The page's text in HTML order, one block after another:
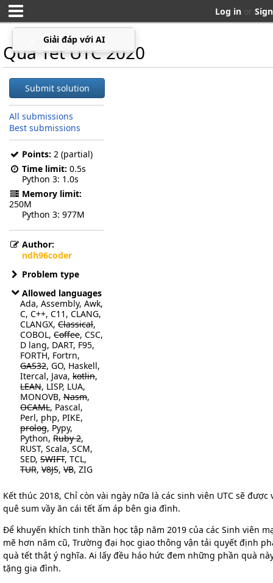
Log in or
Quà Tết UTC 2020
Submit solution
All submissions
Best submissions
Points: 2 (partial)
Time limit: 0.5s
Python 3 1.0s
Memory limit:
250M
Python 3 977M
Author:
ndh96coder
Problem type
Allowed languages
Ada, Assembly, Awk,
C, C++, C11, CLANG,
CLANGX,Classical,
COBOL,Coffee, CSC,
D lang, DART, F95,
FORTH, Fortrn,
GAS32, GO, Haskell,
Itercal, Java,kotlin,
LEAN, LISP, LUA,
MONOVB,Nasm,
OCAML, Pascal,
Perl, php, PIKE,
prolog, Pypy,
Python,Ruby 2,
RUST, Scala, SCM,
SED,SWIFT, TCL,
TUR,V8JS,VB, ZIG
Kết thúc 2018, Chỉ còn vài ngày nữa là các sinh viên UTC sẽ được
quê sum vầy ăn cái tết ấm áp bên gia đình.
Để khuyến khích tinh thần học tập năm 2019 của các Sinh viên
mẽ hơn năm cũ, Trường đại học giao thông vận tải quyết định
quà tết thật ý nghĩa. Ai lấy đều háo hức đem những phần quà
tặng gia đình.
▁
Giải đáp với AI